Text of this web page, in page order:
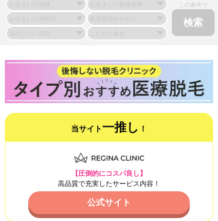
この条件で
当サイト 一推し ！
【圧倒的にコスパ良し】
高品質で充実したサービス内容！
公式サイト